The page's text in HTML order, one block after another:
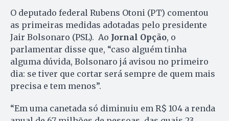
O deputado federal Rubens Otoni (PT) comentou
as primeiras medidas adotadas pelo presidente
Jair Bolsonaro (PSL). Ao Jornal Opção, o
parlamentar disse que, “caso alguém tinha
alguma dúvida, Bolsonaro já avisou no primeiro
dia: se tiver que cortar será sempre de quem mais
precisa e tem menos”.
“Em uma canetada só diminuiu em R$ 104 a renda